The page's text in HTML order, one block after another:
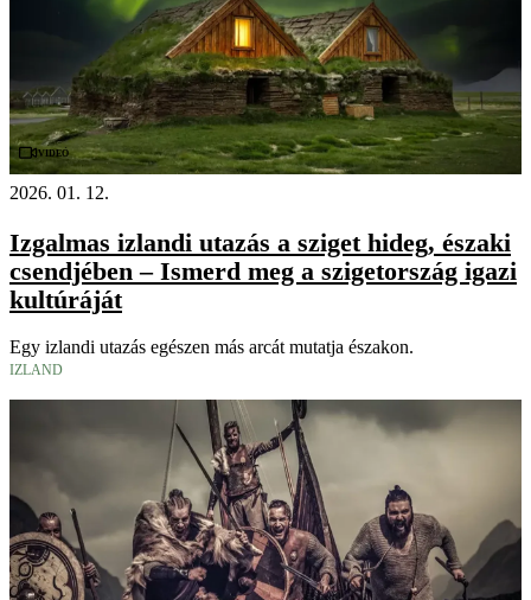
Videó
2026. 01. 12.
Izgalmas izlandi utazás a sziget hideg, északi
csendjében – Ismerd meg a szigetország igazi
kultúráját
Egy izlandi utazás egészen más arcát mutatja északon.
IZLAND